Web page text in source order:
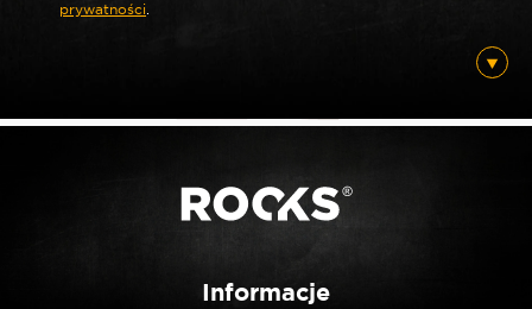
E-mail*
prywatności.
Informacje